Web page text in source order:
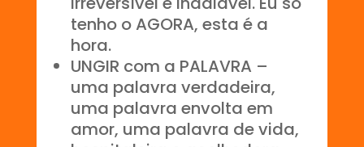
tenho o AGORA, esta é a
hora.
UNGIR com a PALAVRA –
uma palavra verdadeira,
uma palavra envolta em
amor, uma palavra de vida,